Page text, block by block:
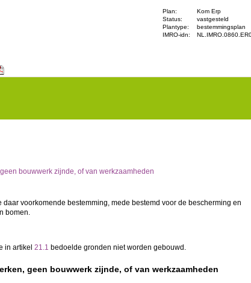
Plan:
Kom Erp
Status:
vastgesteld
Plantype:
bestemmingsplan
IMRO-idn:
Omhoog
bouwwerk zijnde, of van werkzaamheden
voorkomende bestemming, mede bestemd voor de bescherming en
bomen.
in artikel 21.1 bedoelde gronden niet worden gebouwd.
geen bouwwerk zijnde, of van werkzaamheden